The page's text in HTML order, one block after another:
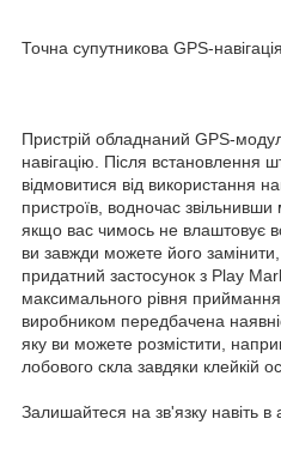
Точна супутникова GPS-навігація
Пристрій обладнаний GPS-
навігацію. Після встановлення
відмовитися від використання
пристроїв, водночас звільнивши
якщо вас чимось не влаштовує
ви завжди можете його
придатний застосунок з Play
максимального рівня приймання
виробником передбачена
яку ви можете розмістити,
лобового скла завдяки клейкій
Залишайтеся на зв'язку навіть в